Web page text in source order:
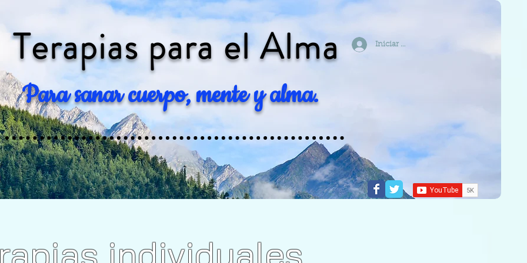
Terapias para el Alma Iniciar sesión
Para sanar cuerpo, mente y alma.